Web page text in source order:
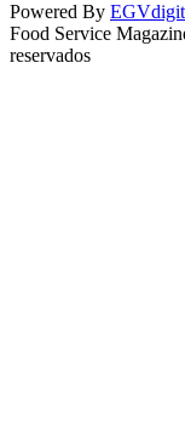
Powered By
Food Service
reservados